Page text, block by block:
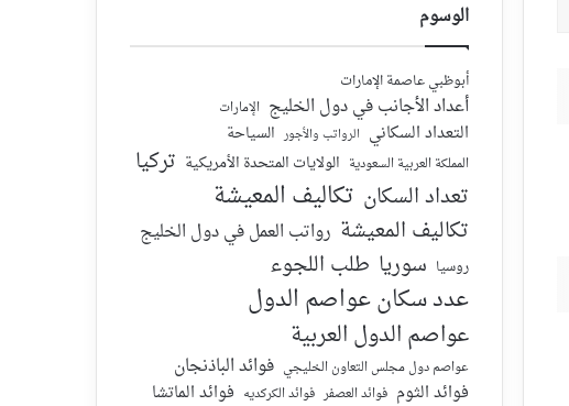
الوسوم
أبوظبي عاصمة الإمارات
أعداد الأجانب في دول الخليج الإمارات
التعداد السكاني الرواتب والأجور السياحة
المملكة العربية السعودية الولايات المتحدة الأمريكية تركيا
تعداد السكان تكاليف المعيشة
تكاليف المعيشة رواتب العمل في دول الخليج
روسيا سوريا طلب اللجوء
عدد سكان عواصم الدول
عواصم الدول العربية
عواصم دول مجلس التعاون الخليجي فوائد الباذنجان
فوائد الثوم فوائد العصفر فوائد الكركديه فوائد الماتشا